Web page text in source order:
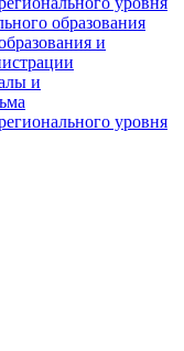
образования
и
и
уровня